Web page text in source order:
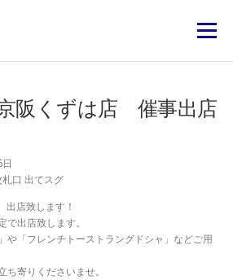
メニュー
京阪くずは店 催事出店
札口 出てスグ
店致します！
で出店致します。
や「フレンチトーストラングドシャ」などご用
寄りくださいませ。